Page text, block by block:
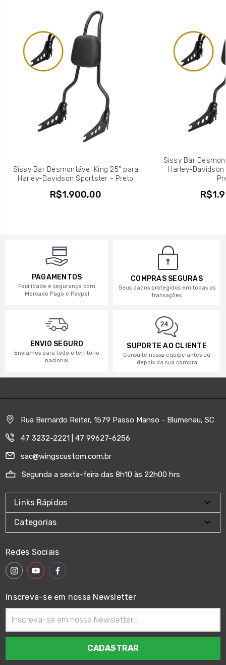
Sissy Bar Desmontável King 25" para
Harley-Davidson Sportster - Preto
R$1.900,00
Sissy Bar
Harley-
PAGAMENTOS
Facilidade e segurança com
Mercado Pago e Paypal
COMPRAS SEGURAS
Seus dados protegidos em todas as
transações
ENVIO SEGURO
Enviamos para todo o território
nacional
SUPORTE AO CLIENTE
Consulte nossa equipe antes ou
depois da sua compra
Rua Bernardo Reiter, 1579 Passo Manso - Blumenau, SC
47 3232-2221 | 47 99627-6256
sac@wingscustom.com.br
Segunda a sexta-feira das 8h10 às 22h00 hrs
Links Rápidos
Categorias
Redes Sociais
Inscreva-se em nossa Newsletter
de
email